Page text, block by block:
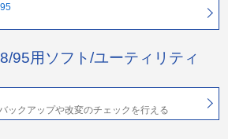
95用ソフト/ユーティリティ
ックアップや改変のチェックを行える